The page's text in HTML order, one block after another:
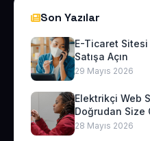
Son Yazılar
E-Ticaret Sitesi
Satışa Açın
29 Mayıs 2026
Elektrikçi Web
Doğrudan Size
28 Mayıs 2026